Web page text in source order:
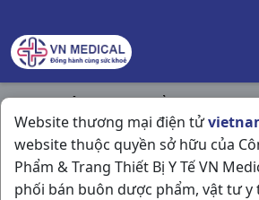
Website thương mại điện tử
website thuộc quyền sở hữu của
Phẩm & Trang Thiết Bị Y Tế VN
phối bán buôn dược phẩm, vật tư y
Trang chủ / Thực Phẩm Chức Năng
Hồng Huyết Tố C250ml Nguyễn